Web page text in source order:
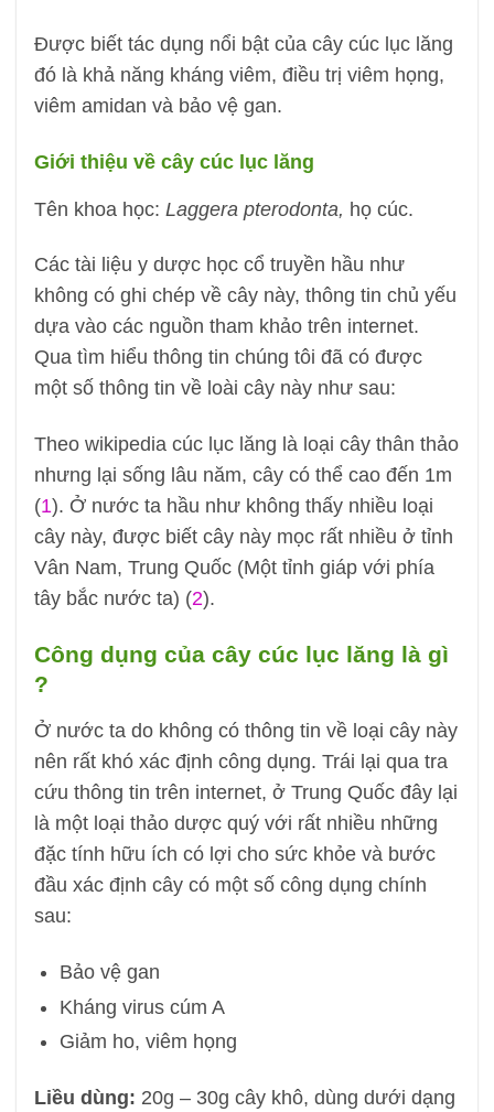
Được biết tác dụng nổi bật của cây cúc lục lăng
đó là khả năng kháng viêm, điều trị viêm họng,
viêm amidan và bảo vệ gan.
Giới thiệu về cây cúc lục lăng
Tên khoa học: Laggera pterodonta, họ cúc.
Các tài liệu y dược học cổ truyền hầu như
không có ghi chép về cây này, thông tin chủ yếu
dựa vào các nguồn tham khảo trên internet.
Qua tìm hiểu thông tin chúng tôi đã có được
một số thông tin về loài cây này như sau:
Theo wikipedia cúc lục lăng là loại cây thân thảo
nhưng lại sống lâu năm, cây có thể cao đến 1m
(1). Ở nước ta hầu như không thấy nhiều loại
cây này, được biết cây này mọc rất nhiều ở tỉnh
Vân Nam, Trung Quốc (Một tỉnh giáp với phía
tây bắc nước ta) (2).
Công dụng của cây cúc lục lăng là gì
?
Ở nước ta do không có thông tin về loại cây này
nên rất khó xác định công dụng. Trái lại qua tra
cứu thông tin trên internet, ở Trung Quốc đây lại
là một loại thảo dược quý với rất nhiều những
đặc tính hữu ích có lợi cho sức khỏe và bước
đầu xác định cây có một số công dụng chính
sau:
Bảo vệ gan
Kháng virus cúm A
Giảm ho, viêm họng
Liều dùng: 20g – 30g cây khô, dùng dưới dạng